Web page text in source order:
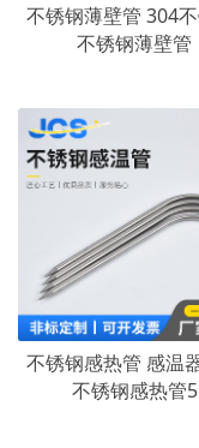
不锈钢薄壁管
不锈钢感热管5